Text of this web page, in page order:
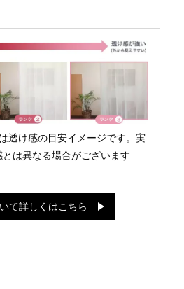
透け感の目安イメージです。実
は異なる場合がございます
て詳しくはこちら